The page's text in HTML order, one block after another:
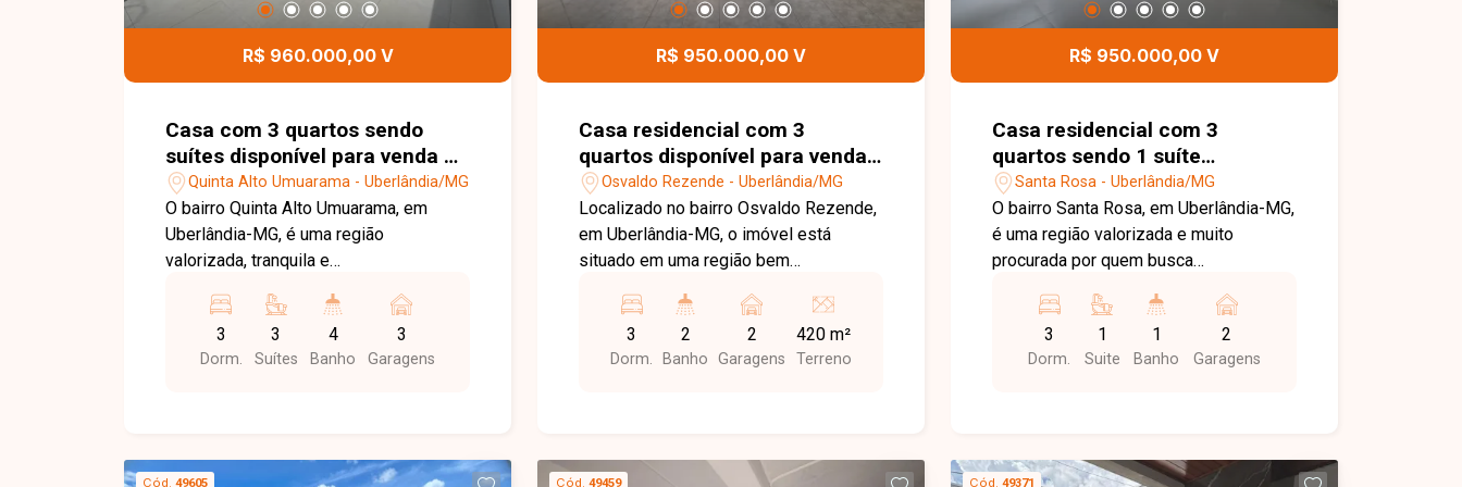
e segurança em excelente localização
oportunidade de conhecer este imóvel
localização. Agende sua visita e venha
pode oferecer!
R$ 960.000,00 V
Casa com 3 quartos sendo
suítes disponível para venda no
bairro Quinta Alto Umuarama
em Uberlândia-MG.
Quinta Alto Umuarama - Uberlândia/MG
O bairro Quinta Alto Umuarama, em
Uberlândia-MG, é uma região
valorizada, tranquila e
conhecida pelo fácil acesso a vias
importantes da cidade e pela
proximidade com comércios, escolas e
moderno e bem planejado. Casa com
3
Dorm.
3
Suítes
4
Banho
3
Garagens
R$ 950.000,00 V
Casa residencial com 3
quartos disponível para venda
no bairro Osvaldo Rezende em
Uberlândia-MG
Osvaldo Rezende - Uberlândia/MG
Localizado no bairro Osvaldo Rezende,
em Uberlândia-MG, o imóvel está
situado em uma região bem
comércios, escolas, transporte público
e principais vias da cidade. O bairro se
destaca pela praticidade, tranquilidade
420 m² e área construída de
3
Dorm.
2
Banho
2
Garagens
420 m²
Terreno
R$ 950.000,00 V
Casa residencial com 3
quartos sendo 1 suíte
disponível para venda no bairro
Santa Rosa em Uberlândia-MG
Santa Rosa - Uberlândia/MG
O bairro Santa Rosa, em Uberlândia-MG,
é uma região valorizada e muito
procurada por quem busca
infraestrutura. Com fácil acesso às
principais vias da cidade, o bairro conta
com comércios, escolas,
bem e com qualidade de vida. O imóvel
3
Dorm.
1
Suite
1
Banho
2
Garagens
Cód. 49605 Cód. 49459 Cód. 49371